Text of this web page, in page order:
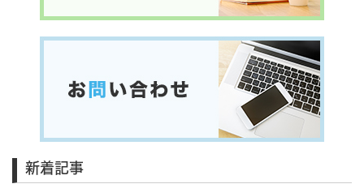
新着記事